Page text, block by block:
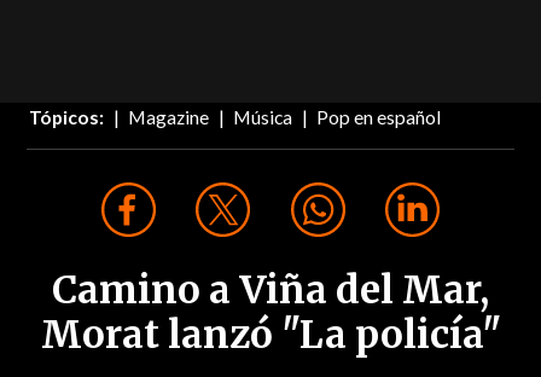
Tópicos: Magazine Música Pop en español
Camino a Viña del Mar,
Morat lanzó "La policía"